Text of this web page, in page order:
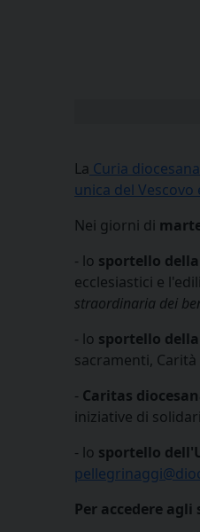
La Curia
unica del Vescovo
Nei giorni di
- lo sportello
ecclesiastici e
straordinaria dei
- lo sportello
sacramenti,
- Caritas
iniziative di
- lo sportello
Per accedere